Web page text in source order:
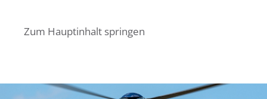
Zum Hauptinhalt springen